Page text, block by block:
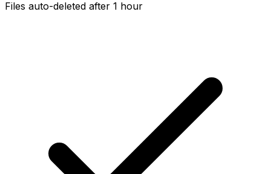
Files auto-deleted after 1 hour